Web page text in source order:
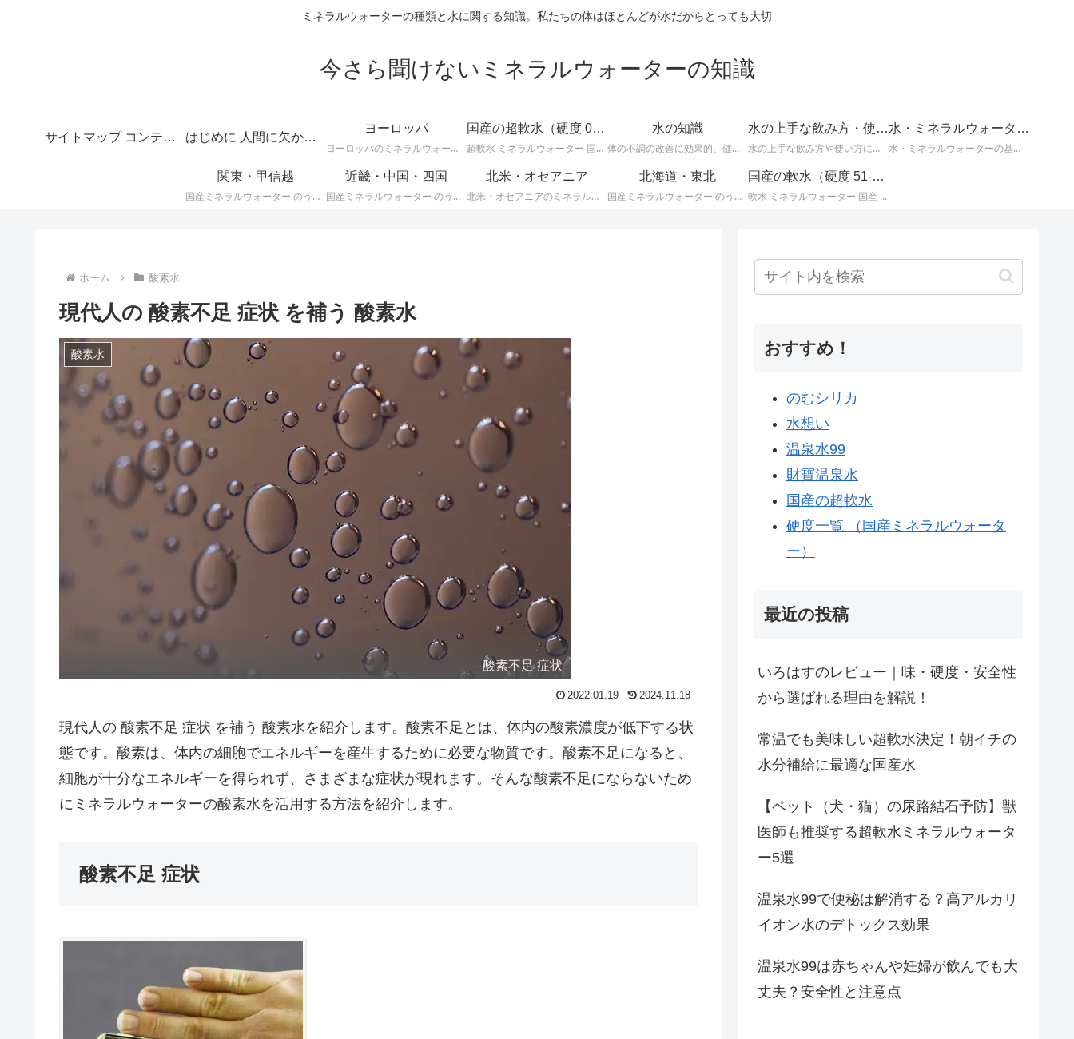
ミネラルウォーターの種類と水に関する知識。私たちの体はほとんどが水だからとっても大切
今さら聞けないミネラルウォーターの知識
サイトマップ コンテンツの目次 はじめに 人間に欠かせない水のテーマは深いというご挨拶
ヨーロッパ
ヨーロッパのミネラルウォーターに関する情報です。ＥＵ加盟のヨーロッパ諸国では、ミネラルウォーターに関して次のような厳しい統一基準が定められています。
国産の超軟水（硬度 0-50mg/L）
超軟水 ミネラルウォーター 国産 （ 硬度 0 ～ 50 ）に関する情報です。日本のミネラルウォーターはほとんどが軟水ですが、その中でも硬度が 0 ～ 50mg/L までの 超軟水 を紹介します。
水の知識
体の不調の改善に効果的、健康や美容によい水についてなど、知っているとお得な情報。
水の上手な飲み方・使い方
水の上手な飲み方や使い方についての情報。
水・ミネラルウォーターの基礎知識
水・ミネラルウォーターの基本的な知識。水とミネラルウォーターに関するさまざまな事柄。
関東・甲信越
国産ミネラルウォーター のうち、 関東・甲信越地方のミネラルウォーター に関する情報です。
近畿・中国・四国
国産ミネラルウォーター のうち、 近畿・中国・四国地方のミネラルウォーター に関する情報です。
北米・オセアニア
北米・オセアニアのミネラルウォーターに関する情報です。
北海道・東北
国産ミネラルウォーター のうち、 北海道・東北地方のミネラルウォーター に関する情報です。
国産の軟水（硬度 51-100mg/L）
軟水 ミネラルウォーター 国産 （ 硬度 51 ～ 100 ）に関する情報です。日本のミネラルウォーターはほとんどが軟水ですが、その中でも硬度が 51 ～ 100mg/L までの 軟水 を紹介します。
ホーム 酸素水
現代人の 酸素不足 症状 を補う 酸素水
酸素水
酸素不足 症状
2022.01.19 2024.11.18
現代人の 酸素不足 症状 を補う 酸素水を紹介します。酸素不足とは、体内の酸素濃度が低下する状
態です。酸素は、体内の細胞でエネルギーを産生するために必要な物質です。酸素不足になると、
細胞が十分なエネルギーを得られず、さまざまな症状が現れます。そんな酸素不足にならないため
にミネラルウォーターの酸素水を活用する方法を紹介します。
酸素不足 症状
おすすめ！
のむシリカ
水想い
温泉水99
財寶温泉水
国産の超軟水
硬度一覧 （国産ミネラルウォータ
ー）
最近の投稿
いろはすのレビュー｜味・硬度・安全性
から選ばれる理由を解説！
常温でも美味しい超軟水決定！朝イチの
水分補給に最適な国産水
【ペット（犬・猫）の尿路結石予防】獣
医師も推奨する超軟水ミネラルウォータ
ー5選
温泉水99で便秘は解消する？高アルカリ
イオン水のデトックス効果
温泉水99は赤ちゃんや妊婦が飲んでも大
丈夫？安全性と注意点